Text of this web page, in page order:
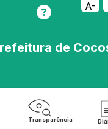
A-
de
Transparência